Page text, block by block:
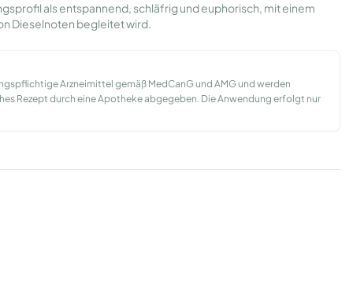
als entspannend, schläfrig und euphorisch, mit einem
Dieselnoten begleitet wird.
Arzneimittel gemäß MedCanG und AMG und werden
Rezept durch eine Apotheke abgegeben. Die Anwendung erfolgt nur